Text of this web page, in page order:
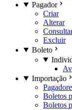
Pagador
Criar
Alterar
Excluir
Boleto
Importação
Boletos
Boletos